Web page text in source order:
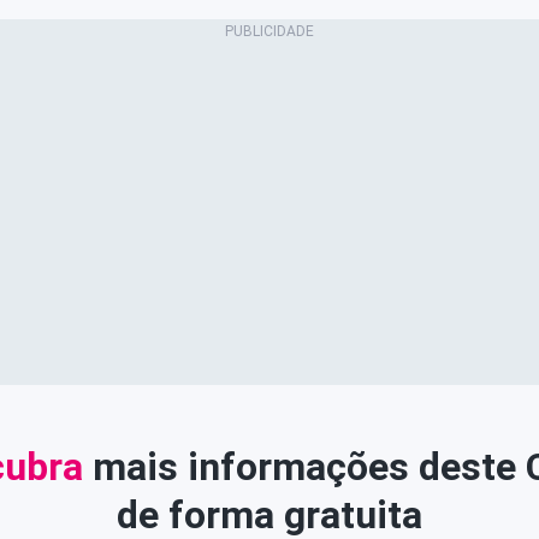
mais informações deste
de forma gratuita